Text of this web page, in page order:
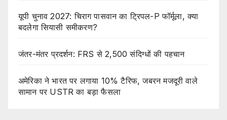
यूपी चुनाव 2027: चिराग पासवान का ट्रिपल-P फॉर्मूला, क्या
बदलेगा सियासी समीकरण?
जंतर-मंतर प्रदर्शन: FRS से 2,500 संदिग्धों की पहचान
अमेरिका ने भारत पर लगाया 10% टैरिफ, जबरन मजदूरी वाले
सामान पर USTR का बड़ा फैसला